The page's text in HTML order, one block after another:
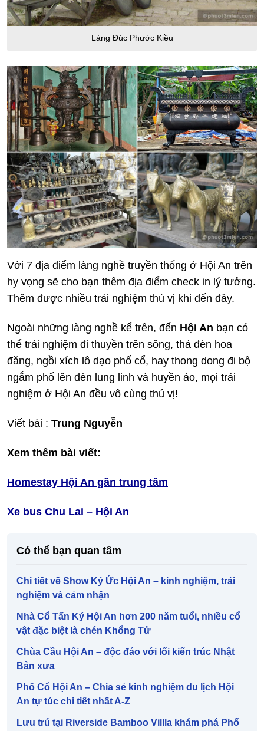
Làng Đúc Phước Kiều
Với 7 địa điểm làng nghề truyền thống ở Hội An trên
hy vọng sẽ cho bạn thêm địa điểm check in lý tưởng.
Thêm được nhiều trải nghiệm thú vị khi đến đây.
Ngoài những làng nghề kể trên, đến Hội An bạn có
thể trải nghiệm đi thuyền trên sông, thả đèn hoa
đăng, ngồi xích lô dạo phố cổ, hay thong dong đi bộ
ngắm phố lên đèn lung linh và huyền ảo, mọi trải
nghiệm ở Hội An đều vô cùng thú vị!
Viết bài : Trung Nguyễn
Xem thêm bài viết:
Homestay Hội An gần trung tâm
Xe bus Chu Lai – Hội An
Có thể bạn quan tâm
Chi tiết về Show Ký Ức Hội An – kinh nghiệm, trải
nghiệm và cảm nhận
Nhà Cổ Tấn Ký Hội An hơn 200 năm tuổi, nhiều cổ
vật đặc biệt là chén Khổng Tử
Chùa Cầu Hội An – độc đáo với lối kiến trúc Nhật
Bản xưa
Phố Cổ Hội An – Chia sẻ kinh nghiệm du lịch Hội
An tự túc chi tiết nhất A-Z
Lưu trú tại Riverside Bamboo Villla khám phá Phố